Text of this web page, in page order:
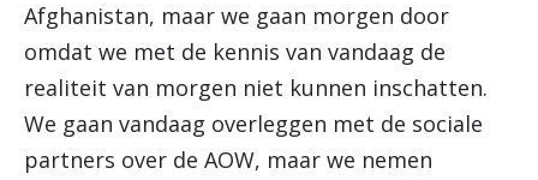
Afghanistan, maar we gaan morgen door
omdat we met de kennis van vandaag de
realiteit van morgen niet kunnen inschatten.
We gaan vandaag overleggen met de sociale
partners over de AOW, maar we nemen